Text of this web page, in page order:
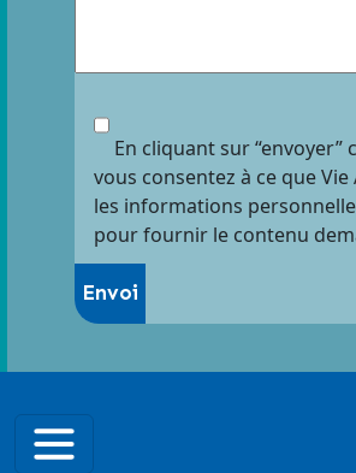
En cliquant sur “envoyer”
vous consentez à ce que
les informations
pour fournir le contenu